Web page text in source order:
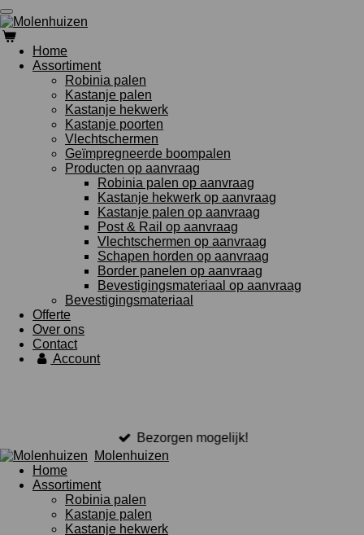
Ga
direct
naar
de
hoofdinhoud
Home
Assortiment
Robinia palen
Kastanje palen
Kastanje hekwerk
Kastanje poorten
Vlechtschermen
Geïmpregneerde boompalen
Producten op aanvraag
Robinia palen op aanvraag
Kastanje hekwerk op aanvraag
Kastanje palen op aanvraag
Post & Rail op aanvraag
Vlechtschermen op aanvraag
Schapen horden op aanvraag
Border panelen op aanvraag
Bevestigingsmateriaal op aanvraag
Bevestigingsmateriaal
Offerte
Over ons
Contact
Account
Bezorgen mogelijk!
Molenhuizen
Home
Assortiment
Robinia palen
Kastanje palen
Kastanje hekwerk